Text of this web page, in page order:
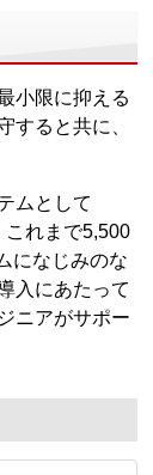
小限に抑える
すると共に、
ムとして
これまで5,500
になじみのな
入にあたって
ニアがサポー